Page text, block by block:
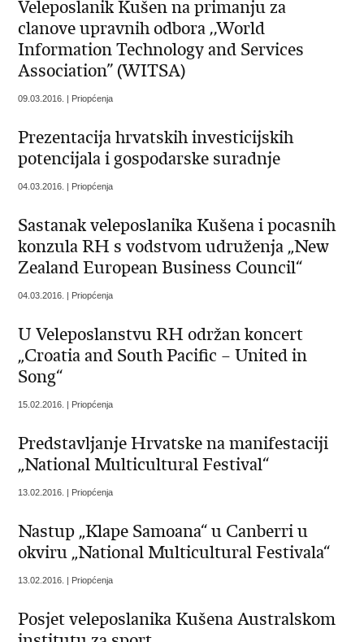
Veleposlanik Kušen na primanju za
clanove upravnih odbora ,,World
Information Technology and Services
Association” (WITSA)
09.03.2016. | Priopćenja
Prezentacija hrvatskih investicijskih
potencijala i gospodarske suradnje
04.03.2016. | Priopćenja
Sastanak veleposlanika Kušena i pocasnih
konzula RH s vodstvom udruženja „New
Zealand European Business Council“
04.03.2016. | Priopćenja
U Veleposlanstvu RH održan koncert
„Croatia and South Pacific – United in
Song“
15.02.2016. | Priopćenja
Predstavljanje Hrvatske na manifestaciji
„National Multicultural Festival“
13.02.2016. | Priopćenja
Nastup „Klape Samoana“ u Canberri u
okviru „National Multicultural Festivala“
13.02.2016. | Priopćenja
Posjet veleposlanika Kušena Australskom